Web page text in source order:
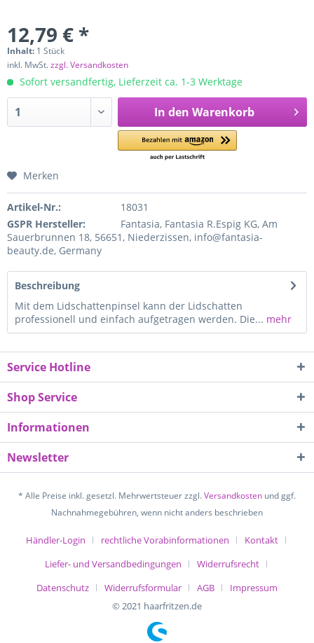
12,79 € *
Inhalt: 1 Stück
inkl. MwSt.zzgl. Versandkosten
Sofort versandfertig, Lieferzeit ca. 1-3 Werktage
In den Warenkorb
Merken
Artikel-Nr.:
18031
GSPR Hersteller:
Fantasia, Fantasia R.Espig KG, Am
Sauerbrunnen 18, 56651, Niederzissen, info@fantasia-
beauty.de, Germany
Beschreibung
Mit dem Lidschattenpinsel kann der Lidschatten
professionell und einfach aufgetragen werden. Die... mehr
Service Hotline
Shop Service
Informationen
Newsletter
* Alle Preise inkl. gesetzl. Mehrwertsteuer zzgl.Versandkosten und ggf.
Nachnahmegebühren, wenn nicht anders beschrieben
Händler-Login rechtliche Vorabinformationen
Kontakt
Liefer- und Versandbedingungen
Widerrufsrecht
Datenschutz
Widerrufsformular AGB
Impressum
© 2021 haarfritzen.de